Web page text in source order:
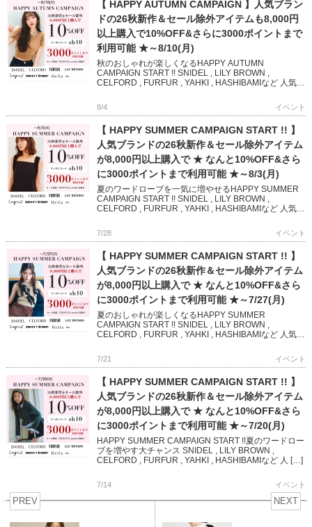
【 HAPPY AUTUMN CAMPAIGN 】人気ブラン
ドの26秋新作＆セール除外アイテムも8,000円
以上購入で10%OFF&さらに3000ポイントまで
利用可能 ★～8/10(月)
秋のおしゃれが楽しくなるHAPPY AUTUMN
CAMPAIGN START !! SNIDEL , LILY BROWN ,
CELFORD , FURFUR , YAHKI , HASHIBAMIなど 人気ブ
8/4 イベント
【 HAPPY SUMMER CAMPAIGN START !! 】
人気ブランドの26秋新作＆セール除外アイテム
が8,000円以上購入で ★ なんと10%OFF&さら
に3000ポイントまで利用可能 ★～8/3(月)
夏のワードローブを一気に増やせるHAPPY SUMMER
CAMPAIGN START !! SNIDEL , LILY BROWN ,
CELFORD , FURFUR , YAHKI , HASHIBAMIなど 人気
7/28 イベント
【 HAPPY SUMMER CAMPAIGN START !! 】
人気ブランドの26秋新作＆セール除外アイテム
が8,000円以上購入で ★ なんと10%OFF&さら
に3000ポイントまで利用可能 ★～7/27(月)
夏のおしゃれが楽しくなるHAPPY SUMMER
CAMPAIGN START !! SNIDEL , LILY BROWN ,
CELFORD , FURFUR , YAHKI , HASHIBAMIなど 人気ブ
7/21 イベント
【 HAPPY SUMMER CAMPAIGN START !! 】
人気ブランドの26秋新作＆セール除外アイテム
が8,000円以上購入で ★ なんと10%OFF&さら
に3000ポイントまで利用可能 ★～7/20(月)
HAPPY SUMMER CAMPAIGN START !!夏のワードロー
ブを増やす大チャンス SNIDEL , LILY BROWN ,
CELFORD , FURFUR , YAHKI , HASHIBAMIなど 人 […]
7/14 イベント
PREV NEXT